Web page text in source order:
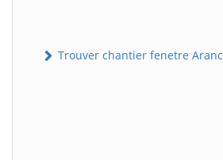
Trouver chantier fenetre Aranc